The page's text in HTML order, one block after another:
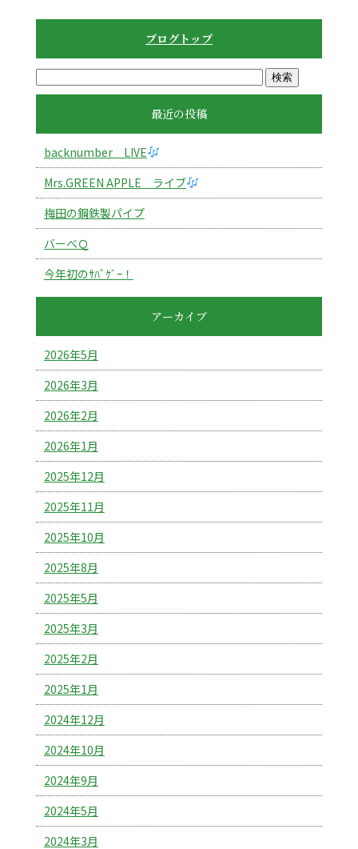
ブログトップ
最近の投稿
backnumber LIVE
Mrs.GREEN APPLE ライブ
梅田の鋼鉄製パイプ
バーべＱ
今年初のｻﾊﾞｹﾞｰ！
アーカイブ
2026年5月
2026年3月
2026年2月
2026年1月
2025年12月
2025年11月
2025年10月
2025年8月
2025年5月
2025年3月
2025年2月
2025年1月
2024年12月
2024年10月
2024年9月
2024年5月
2024年3月